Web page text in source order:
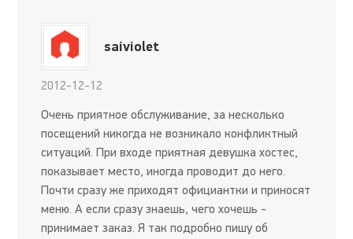
saiviolet
2012-12-12
Очень приятное обслуживание, за несколько
посещений никогда не возникало конфликтный
ситуаций. При входе приятная девушка хостес,
показывает место, иногда проводит до него.
Почти сразу же приходят официантки и приносят
меню. А если сразу знаешь, чего хочешь -
принимает заказ. Я так подробно пишу об